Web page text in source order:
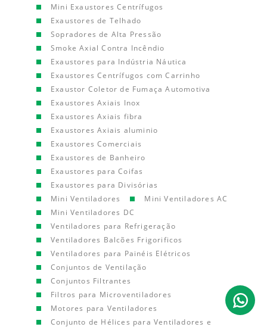
Mini Exaustores Centrífugos
Exaustores de Telhado
Sopradores de Alta Pressão
Smoke Axial Contra Incêndio
Exaustores para Indústria Náutica
Exaustores Centrífugos com Carrinho
Exaustor Coletor de Fumaça Automotiva
Exaustores Axiais Inox
Exaustores Axiais fibra
Exaustores Axiais aluminio
Exaustores Comerciais
Exaustores de Banheiro
Exaustores para Coifas
Exaustores para Divisórias
Mini Ventiladores
Mini Ventiladores AC
Mini Ventiladores DC
Ventiladores para Refrigeração
Ventiladores Balcões Frigorificos
Ventiladores para Painéis Elétricos
Conjuntos de Ventilação
Conjuntos Filtrantes
Filtros para Microventiladores
Motores para Ventiladores
Conjunto de Hélices para Ventiladores e